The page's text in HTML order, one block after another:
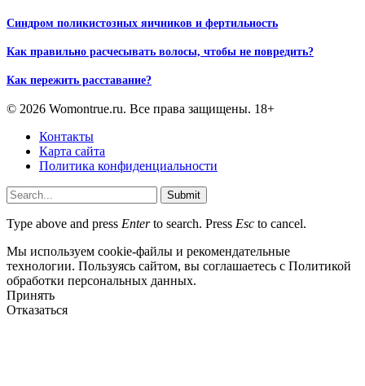
Синдром поликистозных яичников и фертильность
Как правильно расчесывать волосы, чтобы не повредить?
Как пережить расставание?
© 2026 Womontrue.ru. Все права защищены. 18+
Контакты
Карта сайта
Политика конфиденциальности
Submit
Type above and press Enterto search. Press Esc to cancel.
Мы используем cookie-файлы и рекомендательные
технологии. Пользуясь сайтом, вы соглашаетесь с Политикой
обработки персональных данных.
Принять
Отказаться